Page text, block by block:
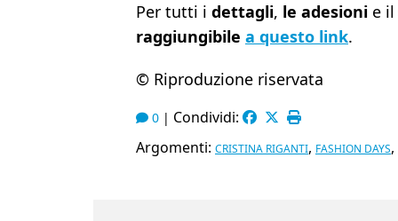
Per tutti i dettagli, le adesioni e il
raggiungibile a questo link.
© Riproduzione riservata
0 | Condividi:
Argomenti: CRISTINA RIGANTI, FASHION DAYS,